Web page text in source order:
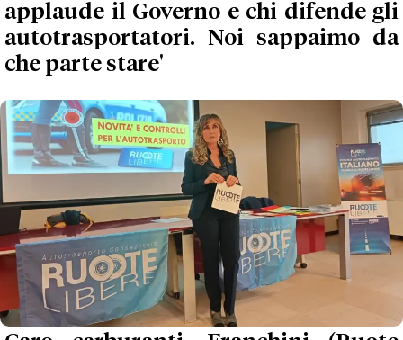
applaude il Governo e chi difende gli
autotrasportatori. Noi sappaimo da
che parte stare'